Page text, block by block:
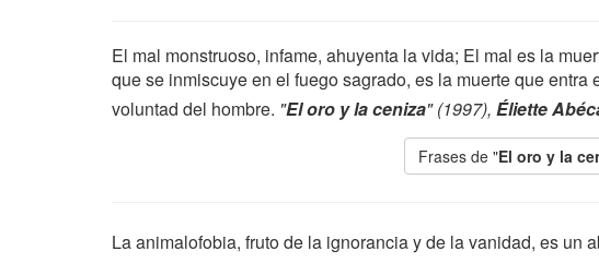
El mal monstruoso, infame, ahuyenta la vida; El mal es la
que se inmiscuye en el fuego sagrado, es la muerte que
voluntad del hombre. "El oro y la ceniza" (1997), Éliette
Frases de "El oro y la
La animalofobia, fruto de la ignorancia y de la vanidad, es un